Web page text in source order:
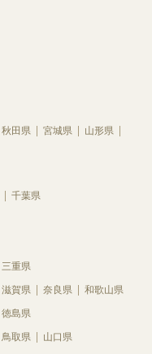
秋田県 宮城県
山形県
千葉県
三重県
滋賀県 奈良県 和歌山県
徳島県
鳥取県 山口県